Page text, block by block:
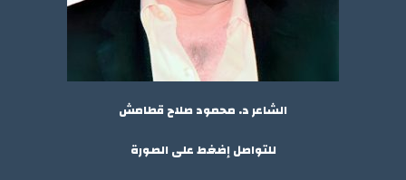
الشاعر د. محمود صلاح قطامش
للتواصل إضغط على الصورة